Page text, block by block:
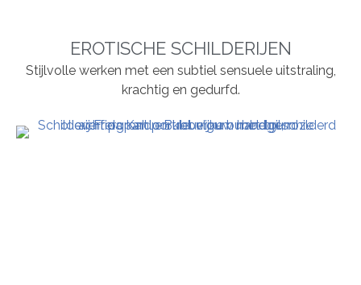
EROTISCHE SCHILDERIJEN
Stijlvolle werken met een subtiel sensuele uitstraling,
krachtig en gedurfd.